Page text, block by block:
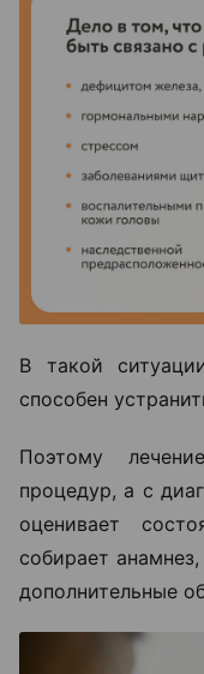
В такой
способен
Поэтому
процедур, а с
оценивает
собирает
дополнительные